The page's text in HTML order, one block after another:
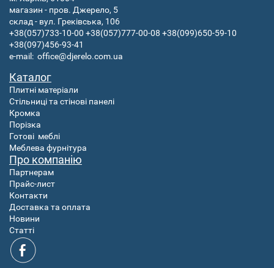
магазин - пров. Джерело, 5
склад - вул. Греківська, 106
+38(057)733-10-00 +38(057)777-00-08 +38(099)650-59-10
+38(097)456-93-41
e-mail: office@djerelo.com.ua
Каталог
Плитні матеріали
Стільниці та стінові панелі
Кромка
Порізка
Готові меблі
Меблева фурнітура
Про компанію
Партнерам
Прайс-лист
Контакти
Доставка та оплата
Новини
Статті